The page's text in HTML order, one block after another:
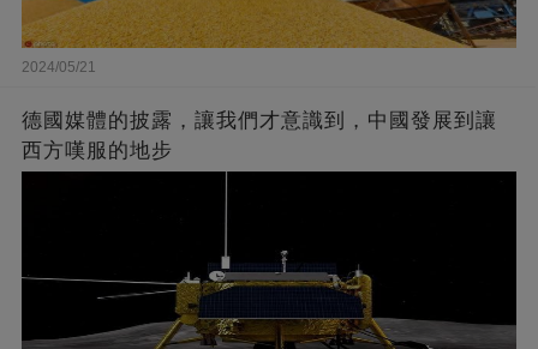
2024/05/21
德國媒體的披露，讓我們才意識到，中國發展到讓
西方嘆服的地步